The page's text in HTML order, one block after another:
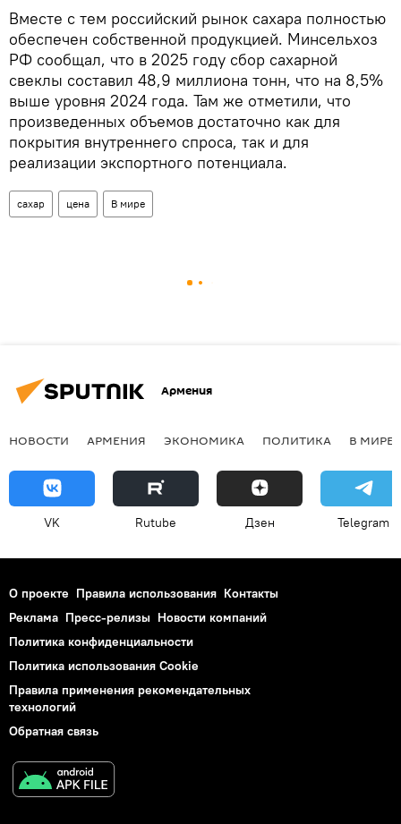
Вместе с тем российский рынок сахара полностью
обеспечен собственной продукцией. Минсельхоз
РФ сообщал, что в 2025 году сбор сахарной
свеклы составил 48,9 миллиона тонн, что на 8,5%
выше уровня 2024 года. Там же отметили, что
произведенных объемов достаточно как для
покрытия внутреннего спроса, так и для
реализации экспортного потенциала.
сахар цена В мире
Армения
НОВОСТИ АРМЕНИЯ ЭКОНОМИКА ПОЛИТИКА В МИРЕ
VK Rutube Дзен Telegram
О проекте Правила использования Контакты
Реклама Пресс-релизы Новости компаний
Политика конфиденциальности
Политика использования Cookie
Правила применения рекомендательных
технологий
Обратная связь